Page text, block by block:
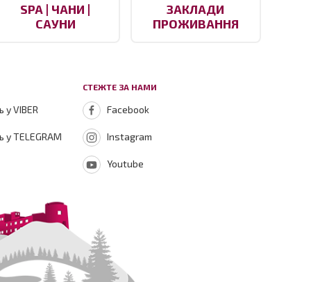
SPA | ЧАНИ |
САУНИ
ЗАКЛАДИ
ПРОЖИВАННЯ
у VIBER
у TELEGRAM
СТЕЖТЕ ЗА НАМИ
Facebook
Instagram
Youtube